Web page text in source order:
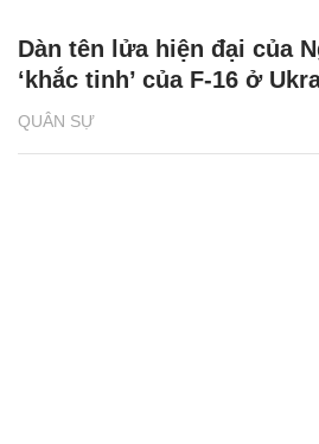
QUÂN SỰ
Dàn tên lửa hiện đại của
‘khắc tinh’ của F-16 ở